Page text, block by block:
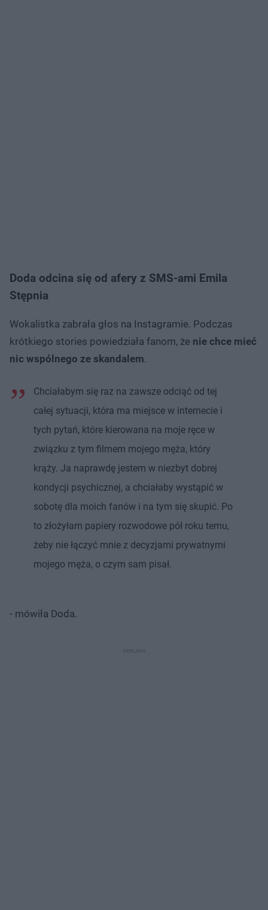
Doda odcina się od afery z SMS-ami Emila
Stępnia
Wokalistka zabrała głos na Instagramie. Podczas
krótkiego stories powiedziała fanom, że nie chce mieć
nic wspólnego ze skandalem.
Chciałabym się raz na zawsze odciąć od tej
całej sytuacji, która ma miejsce w internecie i
tych pytań, które kierowana na moje ręce w
związku z tym filmem mojego męża, który
krąży. Ja naprawdę jestem w niezbyt dobrej
kondycji psychicznej, a chciałaby wystąpić w
sobotę dla moich fanów i na tym się skupić. Po
to złożyłam papiery rozwodowe pół roku temu,
żeby nie łączyć mnie z decyzjami prywatnymi
mojego męża, o czym sam pisał.
- mówiła Doda.